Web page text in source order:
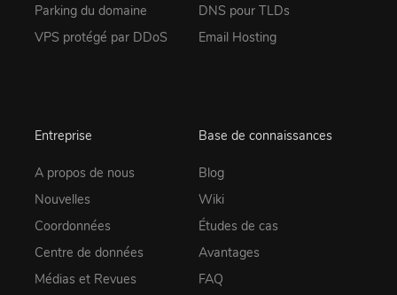
Parking du domaine
VPS protégé par DDoS
DNS pour TLDs
Email Hosting
Entreprise
A propos de nous
Nouvelles
Coordonnées
Centre de données
Médias et Revues
Base de connaissances
Blog
Wiki
Études de cas
Avantages
FAQ